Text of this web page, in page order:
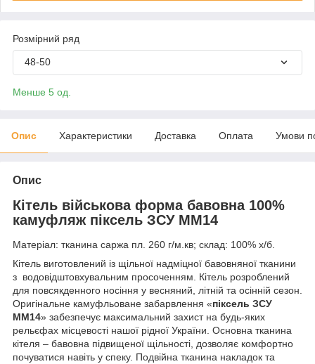
Розмірний ряд
48-50
Менше 5 од.
Опис Характеристики Доставка Оплата Умови
Опис
Кітель військова форма бавовна 100%
камуфляж піксель ЗСУ МM14
Матеріал: тканина саржа пл. 260 г/м.кв; склад: 100% х/б.
Кітель виготовлений із щільної надміцної бавовняної тканини
з водовідштовхувальним просоченням. Кітель розроблений
для повсякденного носіння у весняний, літній та осінній сезон.
Оригінальне камуфльоване забарвлення «піксель ЗСУ
МM14» забезпечує максимальний захист на будь-яких
рельєфах місцевості нашої рідної України. Основна тканина
кітеля – бавовна підвищеної щільності, дозволяє комфортно
почуватися навіть у спеку. Подвійна тканина накладок та